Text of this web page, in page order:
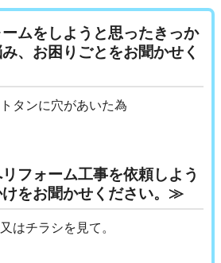
ムをしようと思ったきっか
、お困りごとをお聞かせく
タンに穴があいた為
フォーム工事を依頼しよう
けをお聞かせください。≫
はチラシを見て。